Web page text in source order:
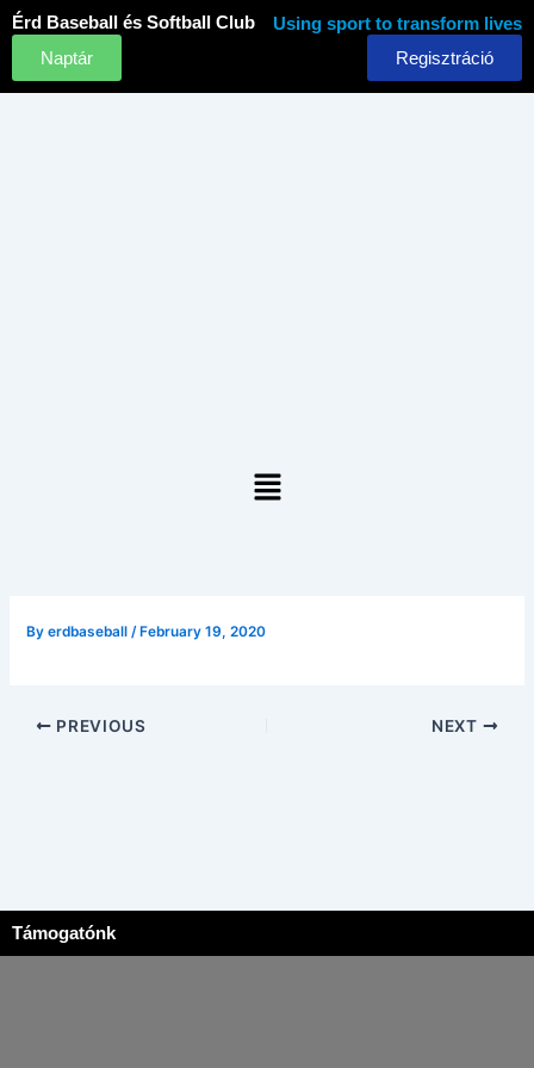
Skip
to
content
Érd Baseball és Softball Club
Using sport to transform lives
Naptár
Regisztráció
Menu
Byerdbaseball /February 19, 2020
PREVIOUS NEXT
Támogatónk